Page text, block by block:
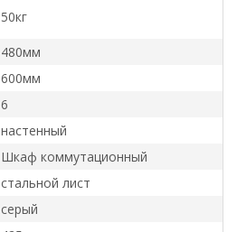
50кг
480мм
600мм
6
настенный
Шкаф коммутационный
стальной лист
серый